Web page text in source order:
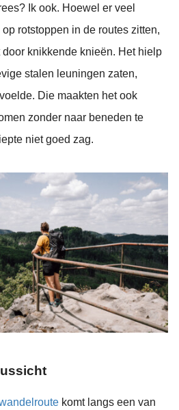
Ik ook. Hoewel er veel
rotstoppen in de routes zitten,
knikkende knieën. Het hielp
stalen leuningen zaten,
Die maakten het ook
zonder naar beneden te
niet goed zag.
komt langs een van